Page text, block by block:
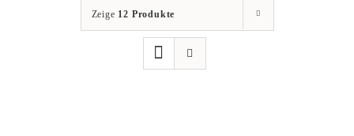
Restaurant
Zeige 12 Produkte